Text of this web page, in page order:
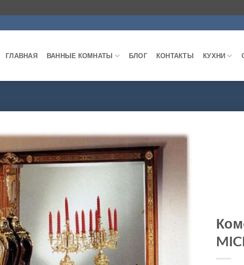
ГЛАВНАЯ ВАННЫЕ КОМНАТЫ БЛОГ КОНТАКТЫ КУХНИ